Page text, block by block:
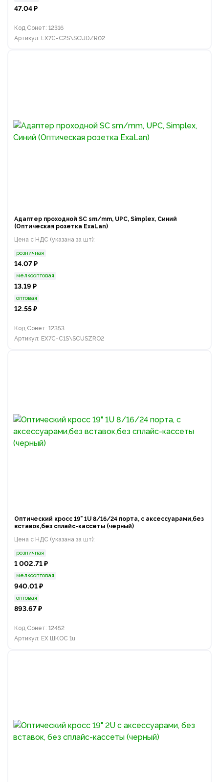
47.04 ₽
Код Сонет: 12316
Артикул: EX7C-C2S\SCUDZR02
Адаптер проходной SC sm/mm, UPC, Simplex, Синий
(Оптическая розетка ExaLan)
Цена с НДС (указана за шт):
розничная
14.07 ₽
мелкооптовая
13.19 ₽
оптовая
12.55 ₽
Код Сонет: 12353
Артикул: EX7C-C1S\SCUSZRO2
Оптический кросс 19" 1U 8/16/24 порта, с аксессуарами,без
вставок,без сплайс-кассеты (черный)
Цена с НДС (указана за шт):
розничная
1 002.71 ₽
мелкооптовая
940.01 ₽
оптовая
893.67 ₽
Код Сонет: 12452
Артикул: EX ШКОС 1u